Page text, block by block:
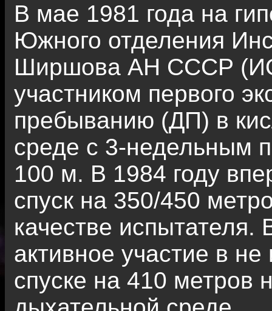
В мае 1981 года на
Южного отделения
Ширшова АН СССР
участником первого
пребыванию (ДП) в
среде с 3-недельным
100 м. В 1984 году
спуск на 350/450
качестве
активное участие в
спуске на 410 метров